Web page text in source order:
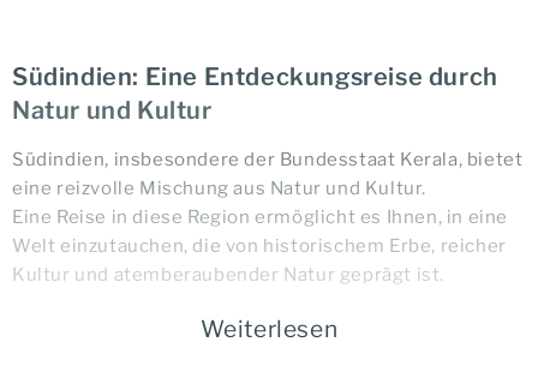
Südindien: Eine Entdeckungsreise durch
Natur und Kultur
Südindien, insbesondere der Bundesstaat Kerala, bietet
eine reizvolle Mischung aus Natur und Kultur.
Eine Reise in diese Region ermöglicht es Ihnen, in eine
Welt einzutauchen, die von historischem Erbe, reicher
Kultur und atemberaubender Natur geprägt ist.
Weiterlesen